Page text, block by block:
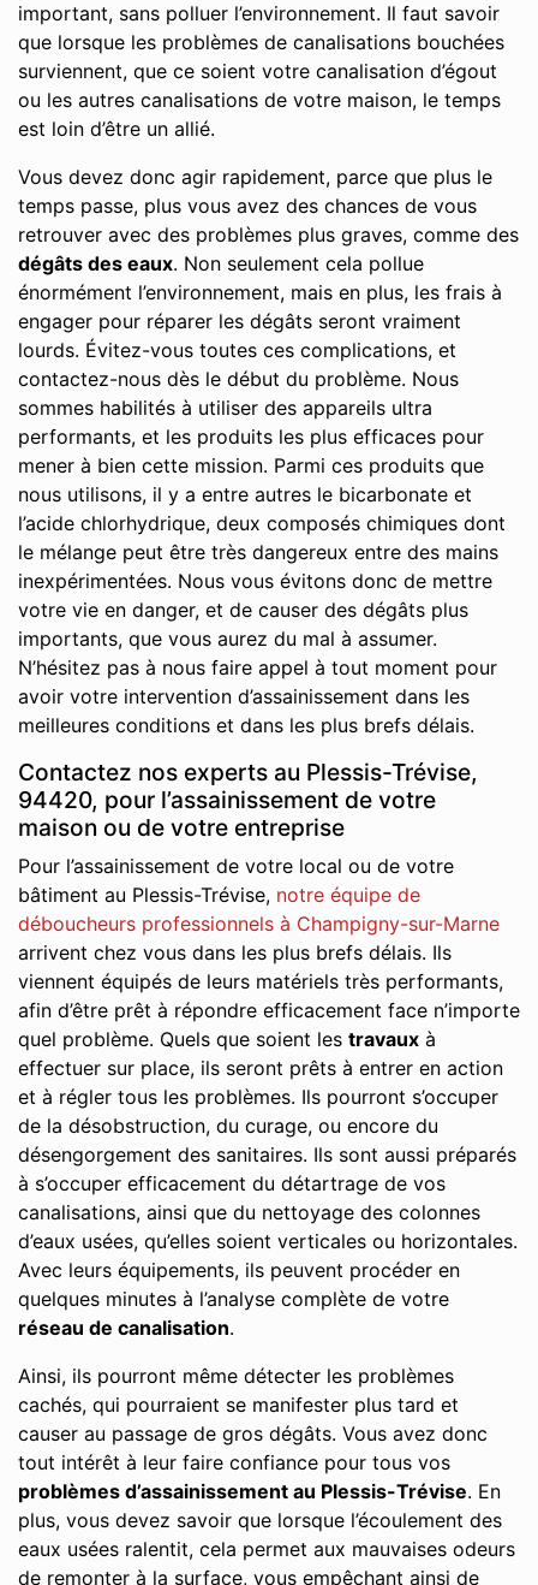
important, sans polluer l’environnement. Il faut savoir
que lorsque les problèmes de canalisations bouchées
surviennent, que ce soient votre canalisation d’égout
ou les autres canalisations de votre maison, le temps
est loin d’être un allié.
Vous devez donc agir rapidement, parce que plus le
temps passe, plus vous avez des chances de vous
retrouver avec des problèmes plus graves, comme des
dégâts des eaux. Non seulement cela pollue
énormément l’environnement, mais en plus, les frais à
engager pour réparer les dégâts seront vraiment
lourds. Évitez-vous toutes ces complications, et
contactez-nous dès le début du problème. Nous
sommes habilités à utiliser des appareils ultra
performants, et les produits les plus efficaces pour
mener à bien cette mission. Parmi ces produits que
nous utilisons, il y a entre autres le bicarbonate et
l’acide chlorhydrique, deux composés chimiques dont
le mélange peut être très dangereux entre des mains
inexpérimentées. Nous vous évitons donc de mettre
votre vie en danger, et de causer des dégâts plus
importants, que vous aurez du mal à assumer.
N’hésitez pas à nous faire appel à tout moment pour
avoir votre intervention d’assainissement dans les
meilleures conditions et dans les plus brefs délais.
Contactez nos experts au Plessis-Trévise,
94420, pour l’assainissement de votre
maison ou de votre entreprise
Pour l’assainissement de votre local ou de votre
bâtiment au Plessis-Trévise, notre équipe de
déboucheurs professionnels à Champigny-sur-Marne
arrivent chez vous dans les plus brefs délais. Ils
viennent équipés de leurs matériels très performants,
afin d’être prêt à répondre efficacement face n’importe
quel problème. Quels que soient les travaux à
effectuer sur place, ils seront prêts à entrer en action
et à régler tous les problèmes. Ils pourront s’occuper
de la désobstruction, du curage, ou encore du
désengorgement des sanitaires. Ils sont aussi préparés
à s’occuper efficacement du détartrage de vos
canalisations, ainsi que du nettoyage des colonnes
d’eaux usées, qu’elles soient verticales ou horizontales.
Avec leurs équipements, ils peuvent procéder en
quelques minutes à l’analyse complète de votre
réseau de canalisation.
Ainsi, ils pourront même détecter les problèmes
cachés, qui pourraient se manifester plus tard et
causer au passage de gros dégâts. Vous avez donc
tout intérêt à leur faire confiance pour tous vos
problèmes d’assainissement au Plessis-Trévise. En
plus, vous devez savoir que lorsque l’écoulement des
eaux usées ralentit, cela permet aux mauvaises odeurs
de remonter à la surface, vous empêchant ainsi de